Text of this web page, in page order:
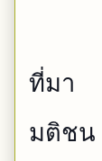
ที่มา
มติชน